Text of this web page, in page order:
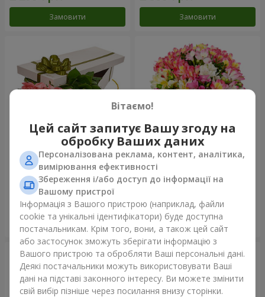
Замовити Замовити
Квіти в коробці "15 рожевих
троянд"
2 705 грн
Замовити
Букет "Казка для двох!"
Замовити
Вітаємо!
Цей сайт запитує Вашу згоду на
обробку Ваших даних
Персоналізована реклама, контент, аналітика,
вимірювання ефективності
Збереження і/або доступ до інформації на
Вашому пристрої
Інформація з Вашого пристрою (наприклад, файли
cookie та унікальні ідентифікатори) буде доступна
постачальникам. Крім того, вони, а також цей сайт
або застосунок зможуть зберігати інформацію з
Вашого пристрою та обробляти Ваші персональні дані.
Деякі постачальники можуть використовувати Ваші
дані на підставі законного інтересу. Ви можете змінити
свій вибір пізніше через посилання внизу сторінки.